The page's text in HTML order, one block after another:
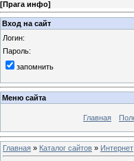
[Прага инфо]
Вход на сайт
Логин:
Пароль:
запомнить
Меню сайта
Главная
Главная » Каталог сайтов » Интернет